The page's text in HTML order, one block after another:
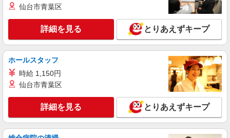
入がありましたら、ご相談いただければ希望条件
に合うかの確認もいたします。 ★時間外手当別途
支給 ★上記金額は働きがい向上手当を含みます。
なる） 社会保険加入者は更に＋50円
東京都調布市国領町6丁目12-11
キープ 詳細を見る
アルバイト パート
コンパスグループ・ジャパン株式会社 39633_p
NEW
調理師【アルバイト・パート】
時給1,600円以上 試用期間中 時給1,600円以上
(試用期間2ヶ月) 残業が発生した場合、残業代を1
仙台市青葉区
詳細を見る とりあえずキープ
ホールスタッフ
時給 1,150円
仙台市青葉区
詳細を見る とりあえずキープ